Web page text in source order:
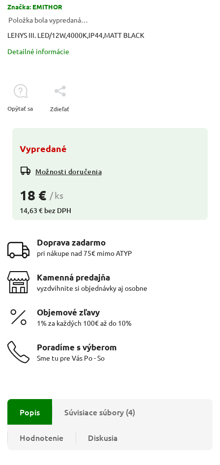
Značka: EMITHOR
18 € / ks
14,63 € bez DPH
Vypredané
Možnosti doručenia
Položka bola vypredaná…
LENYS III. LED/12W,4000K,IP44,MATT BLACK
Detailné informácie
Opýtať sa Zdieľať
Doprava zadarmo
pri nákupe nad 75€ mimo ATYP
Kamenná predajňa
vyzdvihnite si objednávky aj osobne
Objemové zľavy
1% za každých 100€ až do 10%
Poradíme s výberom
Sme tu pre Vás Po - So
Popis Súvisiace súbory (4)
Hodnotenie Diskusia